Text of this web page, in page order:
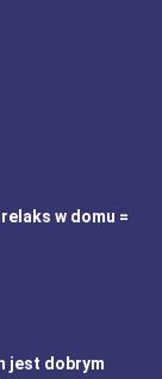
w domu =
jest dobrym